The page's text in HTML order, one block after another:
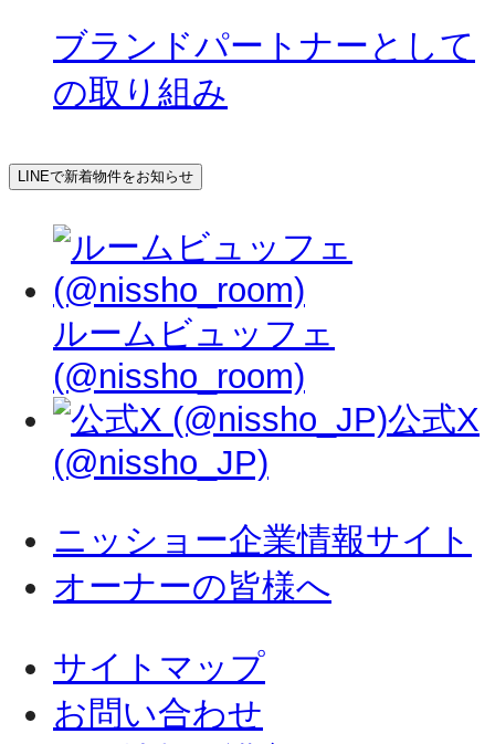
ブランドパートナーとして
の取り組み
LINEで新着物件をお知らせ
ルームビュッフェ
(@nissho_room)
公式X
(@nissho_JP)
ニッショー企業情報サイト
オーナーの皆様へ
サイトマップ
お問い合わせ